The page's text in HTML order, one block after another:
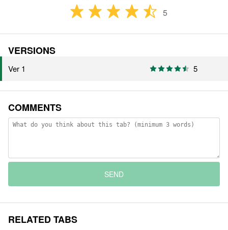
5
VERSIONS
Ver 1 5
COMMENTS
SEND
RELATED TABS